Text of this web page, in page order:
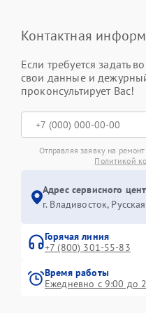
Контактная
Если требуется задать
свои данные и
проконсультирует Вас!
Отправляя заявку на
Политикой
Адрес сервисного
г. Владивосток,
Горячая линия
+7 (800) 301-55-83
Время работы
Ежедневно с 9:00 до